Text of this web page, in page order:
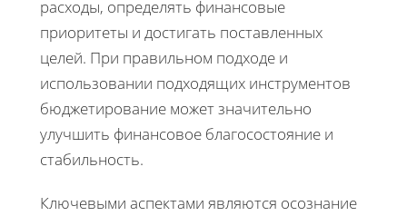
расходы, определять финансовые
приоритеты и достигать поставленных
целей. При правильном подходе и
использовании подходящих инструментов
бюджетирование может значительно
улучшить финансовое благосостояние и
стабильность.
Ключевыми аспектами являются осознание